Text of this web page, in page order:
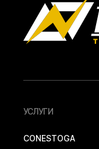
УСЛУГИ
CONESTOGA